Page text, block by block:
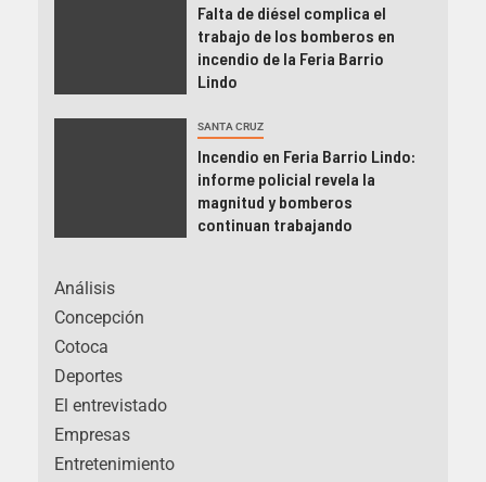
Falta de diésel complica el
trabajo de los bomberos en
incendio de la Feria Barrio
Lindo
SANTA CRUZ
Incendio en Feria Barrio Lindo:
informe policial revela la
magnitud y bomberos
continuan trabajando
Análisis
Concepción
Cotoca
Deportes
El entrevistado
Empresas
Entretenimiento